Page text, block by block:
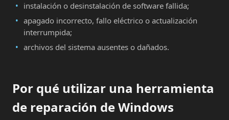
instalación o desinstalación de software fallida;
apagado incorrecto, fallo eléctrico o actualización
interrumpida;
archivos del sistema ausentes o dañados.
Por qué utilizar una herramienta
de reparación de Windows